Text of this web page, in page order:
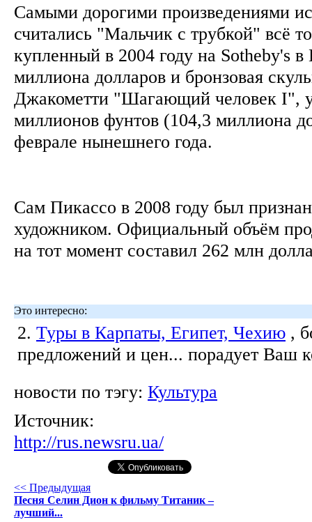
Самыми дорогими произведениями
считались "Мальчик с трубкой" всё
купленный в 2004 году на Sotheby's
миллиона долларов и бронзовая
Джакометти "Шагающий человек I",
миллионов фунтов (104,3 миллиона
феврале нынешнего года.
Сам Пикассо в 2008 году был
художником. Официальный объём
на тот момент составил 262 млн
Это интересно:
2. Туры в Карпаты, Египет, Чехию ,
предложений и цен... порадует Ваш
новости по тэгу: Культура
Источник:
http://rus.newsru.ua/
<< Предыдущая
Песня Селин Дион к фильму Титаник –
лучший...